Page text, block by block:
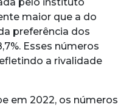
pelo instituto
maior que a do
preferência dos
Esses números
a rivalidade
em 2022, os números